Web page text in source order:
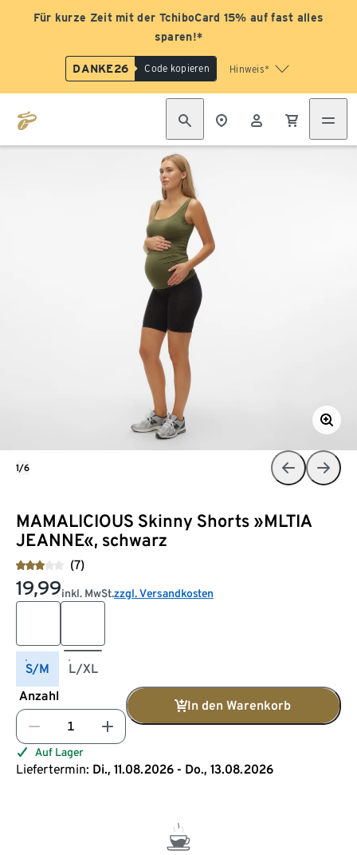
Für kurze Zeit mit der TchiboCard 15% auf fast alles
sparen!*
DANKE26 Code kopieren Hinweis*
MAMALICIOUS Skinny Shorts »MLTIA
JEANNE«, schwarz
(7)
19,99inkl. MwSt.zzgl. Versandkosten
S/M
L/XL
Anzahl
In den Warenkorb
Auf Lager
Liefertermin: Di., 11.08.2026 - Do., 13.08.2026
1/6